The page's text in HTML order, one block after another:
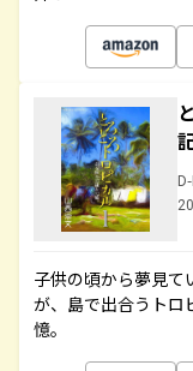
子供の頃から夢見て
が、島で出合うトロ
憶。